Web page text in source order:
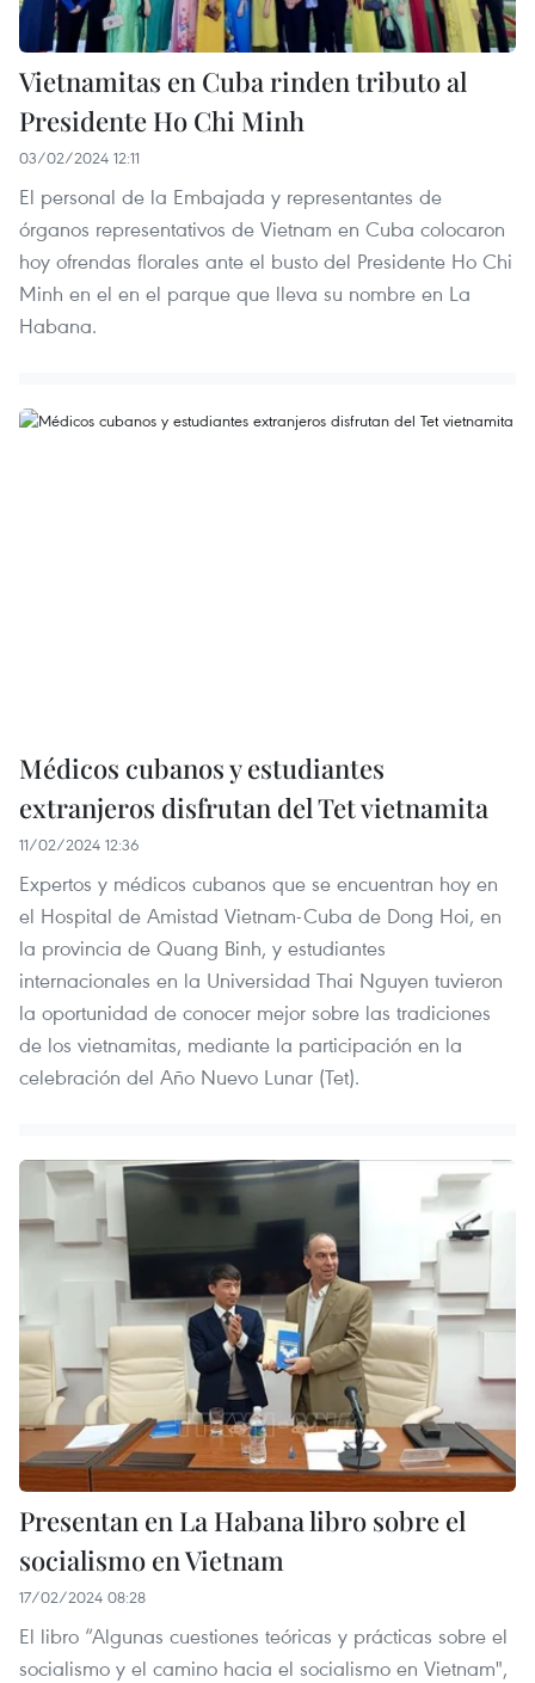
Vietnamitas en Cuba rinden tributo al
Presidente Ho Chi Minh
03/02/2024 12:11
El personal de la Embajada y representantes de
órganos representativos de Vietnam en Cuba colocaron
hoy ofrendas florales ante el busto del Presidente Ho Chi
Minh en el en el parque que lleva su nombre en La
Habana.
Médicos cubanos y estudiantes
extranjeros disfrutan del Tet vietnamita
11/02/2024 12:36
Expertos y médicos cubanos que se encuentran hoy en
el Hospital de Amistad Vietnam-Cuba de Dong Hoi, en
la provincia de Quang Binh, y estudiantes
internacionales en la Universidad Thai Nguyen tuvieron
la oportunidad de conocer mejor sobre las tradiciones
de los vietnamitas, mediante la participación en la
celebración del Año Nuevo Lunar (Tet).
Presentan en La Habana libro sobre el
socialismo en Vietnam
17/02/2024 08:28
El libro “Algunas cuestiones teóricas y prácticas sobre el
socialismo y el camino hacia el socialismo en Vietnam",